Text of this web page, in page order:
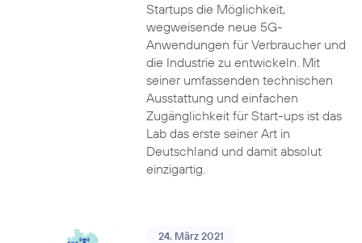
Startups die Möglichkeit,
wegweisende neue 5G-
Anwendungen für Verbraucher und
die Industrie zu entwickeln. Mit
seiner umfassenden technischen
Ausstattung und einfachen
Zugänglichkeit für Start-ups ist das
Lab das erste seiner Art in
Deutschland und damit absolut
einzigartig.
24. März 2021